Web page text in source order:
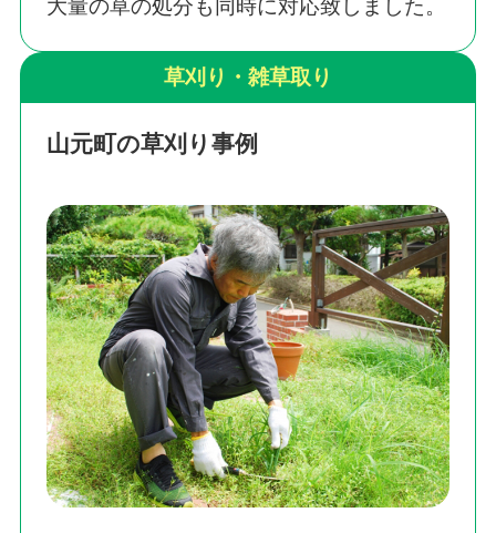
大量の草の処分も同時に対応致しました。
草刈り・雑草取り
山元町の草刈り事例